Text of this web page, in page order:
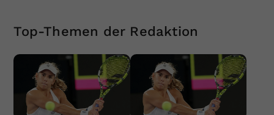
Top-Themen der Redaktion